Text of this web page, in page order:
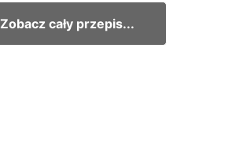
Zobacz cały przepis...